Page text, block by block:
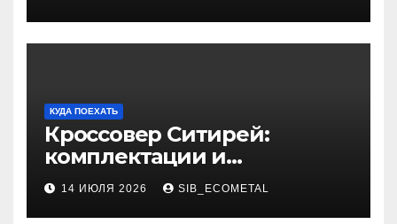
КУДА ПОЕХАТЬ
Кроссовер Ситирей:
комплектации и
характеристики
14 ИЮЛЯ 2026 SIB_ECOMETAL